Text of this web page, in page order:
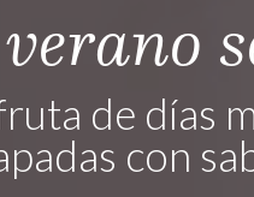
de días
con